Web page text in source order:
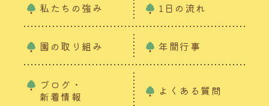
私たちの強み 1日の流れ
園の取り組み 年間行事
ブログ・
新着情報
よくある質問